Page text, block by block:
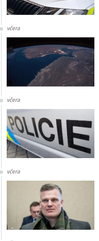
včera
včera
včera